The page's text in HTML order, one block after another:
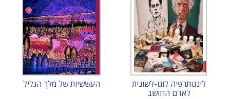
לינגותרפיה לוגו-לשונית
לאדם החושב
העששיות של מלך הגליל